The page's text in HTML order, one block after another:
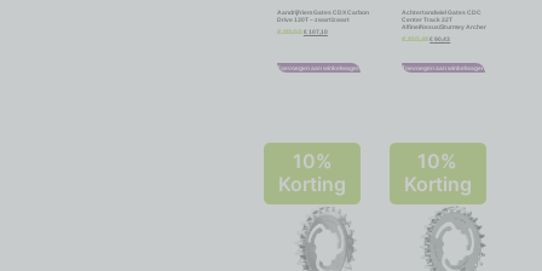
Aandrijfriem Gates CDX Carbon
Drive 130T – zwart/zwart
€ 119,00 € 107,10
Toevoegen aan winkelwagen
Achtertandwiel Gates CDC
Center Track 22T
Alfine/Nexus/Sturmey Archer
€100,48 € 90,43
Toevoegen aan winkelwagen
10%
Korting
10%
Korting